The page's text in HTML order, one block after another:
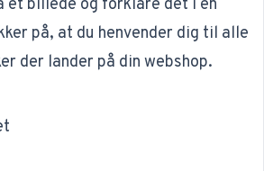
et billede og forklare det i en
på, at du henvender dig til alle
der lander på din webshop.